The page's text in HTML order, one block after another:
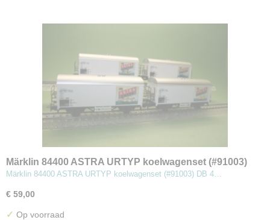
Märklin 84400 ASTRA URTYP koelwagenset (#91003)
Märklin 84400 ASTRA URTYP koelwagenset (#91003) DB 4…
€ 59,00
✓ Op voorraad